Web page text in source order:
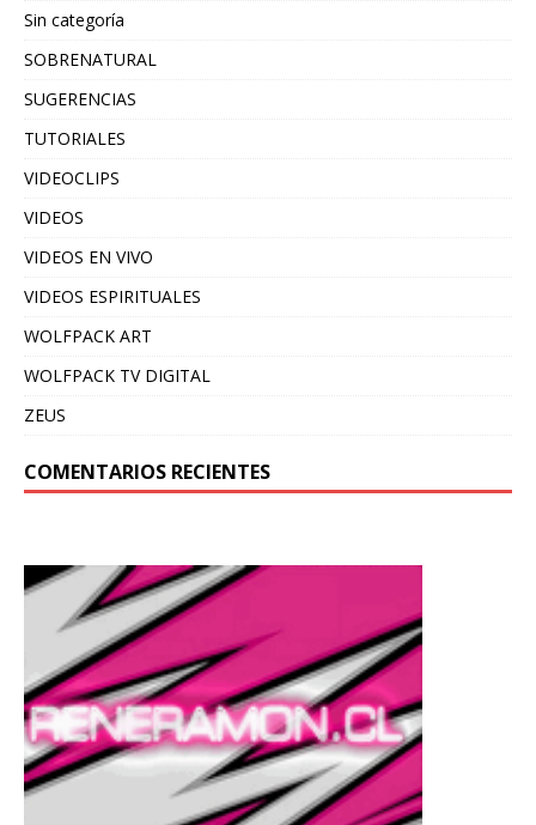
Sin categoría
SOBRENATURAL
SUGERENCIAS
TUTORIALES
VIDEOCLIPS
VIDEOS
VIDEOS EN VIVO
VIDEOS ESPIRITUALES
WOLFPACK ART
WOLFPACK TV DIGITAL
ZEUS
COMENTARIOS RECIENTES